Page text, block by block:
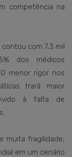
competência na
com 7,3 mil
dos médicos
menor rigor nos
trará maior
à falta de
muita fragilidade,
em um cenário